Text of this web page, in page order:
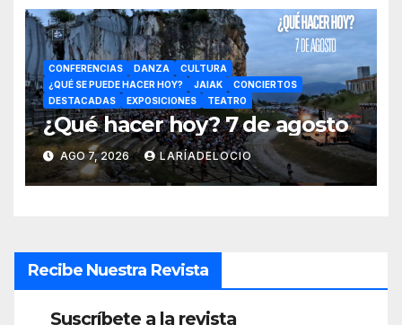
CONFERENCIAS DANZA
CULTURA
¿QUÉ SE PUEDE HACER HOY?
JAIAK
CONCIERTOS
DESTACADAS
EXPOSICIONES TEATRO
¿Qué hacer hoy? 7 de agosto
AGO 7, 2026 LARÍADELOCIO
Recibe Nuestra Revista
Suscríbete a la revista